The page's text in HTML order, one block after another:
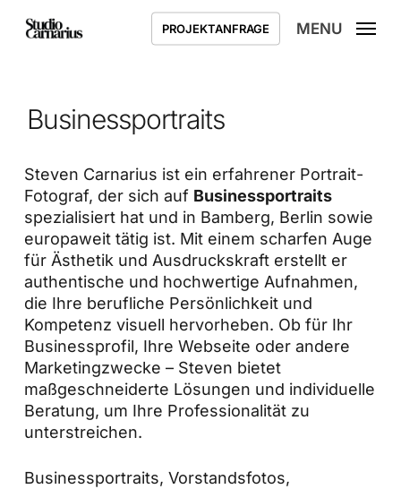
PROJEKTANFRAGE MENU
Businessportraits
Steven Carnarius ist ein erfahrener Portrait-
Fotograf, der sich auf Businessportraits
spezialisiert hat und in Bamberg, Berlin sowie
europaweit tätig ist. Mit einem scharfen Auge
für Ästhetik und Ausdruckskraft erstellt er
authentische und hochwertige Aufnahmen,
die Ihre berufliche Persönlichkeit und
Kompetenz visuell hervorheben. Ob für Ihr
Businessprofil, Ihre Webseite oder andere
Marketingzwecke – Steven bietet
maßgeschneiderte Lösungen und individuelle
Beratung, um Ihre Professionalität zu
unterstreichen.
Businessportraits, Vorstandsfotos,